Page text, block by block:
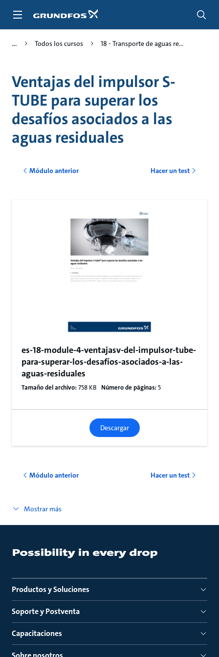
Todos los cursos 18 - Transporte de aguas re...
Ventajas del impulsor S-
TUBE para superar los
desafíos asociados a las
aguas residuales
Módulo anterior Hacer un test
es-18-module-4-ventajasv-del-impulsor-tube-
para-superar-los-desafíos-asociados-a-las-
aguas-residuales
Tamaño del archivo: 758 KB Número de páginas: 5
Descargar
Módulo anterior Hacer un test
Mostrar más
Productos y Soluciones
Soporte y Postventa
Capacitaciones